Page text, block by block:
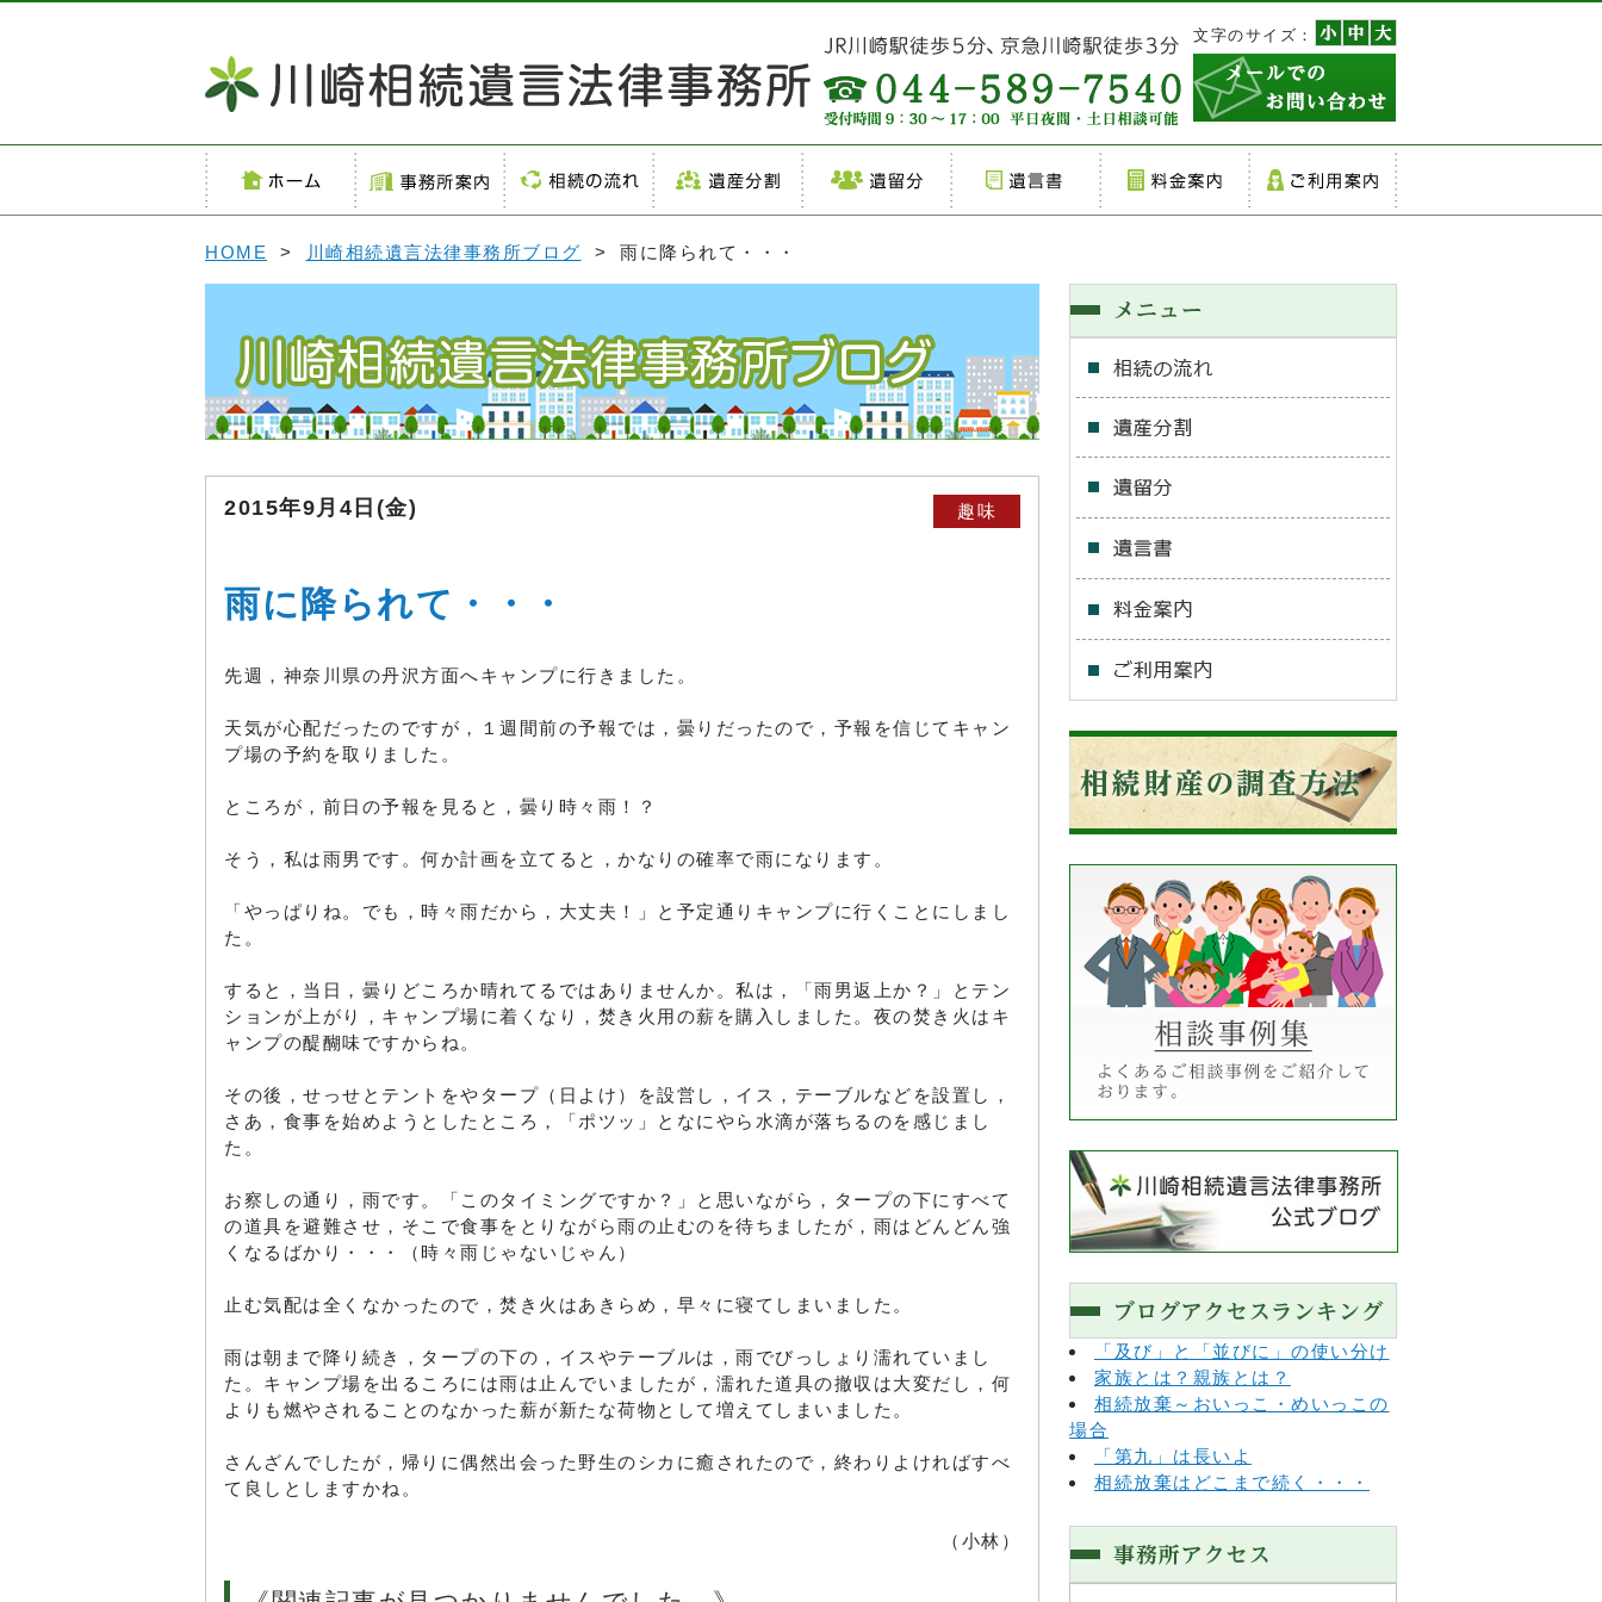
文字のサイズ：
HOME > 川崎相続遺言法律事務所ブログ > 雨に降られて・・・
2015年9月4日(金) 趣味
雨に降られて・・・
先週，神奈川県の丹沢方面へキャンプに行きました。
天気が心配だったのですが，１週間前の予報では，曇りだったので，予報を信じてキャン
プ場の予約を取りました。
ところが，前日の予報を見ると，曇り時々雨！？
そう，私は雨男です。何か計画を立てると，かなりの確率で雨になります。
「やっぱりね。でも，時々雨だから，大丈夫！」と予定通りキャンプに行くことにしまし
た。
すると，当日，曇りどころか晴れてるではありませんか。私は，「雨男返上か？」とテン
ションが上がり，キャンプ場に着くなり，焚き火用の薪を購入しました。夜の焚き火はキ
ャンプの醍醐味ですからね。
その後，せっせとテントをやタープ（日よけ）を設営し，イス，テーブルなどを設置し，
さあ，食事を始めようとしたところ，「ポツッ」となにやら水滴が落ちるのを感じまし
た。
お察しの通り，雨です。「このタイミングですか？」と思いながら，タープの下にすべて
の道具を避難させ，そこで食事をとりながら雨の止むのを待ちましたが，雨はどんどん強
くなるばかり・・・（時々雨じゃないじゃん）
止む気配は全くなかったので，焚き火はあきらめ，早々に寝てしまいました。
雨は朝まで降り続き，タープの下の，イスやテーブルは，雨でびっしょり濡れていまし
た。キャンプ場を出るころには雨は止んでいましたが，濡れた道具の撤収は大変だし，何
よりも燃やされることのなかった薪が新たな荷物として増えてしまいました。
さんざんでしたが，帰りに偶然出会った野生のシカに癒されたので，終わりよければすべ
て良しとしますかね。
（小林）
「及び」と「並びに」の使い分け
家族とは？親族とは？
相続放棄～おいっこ・めいっこの
場合
「第九」は長いよ
相続放棄はどこまで続く・・・